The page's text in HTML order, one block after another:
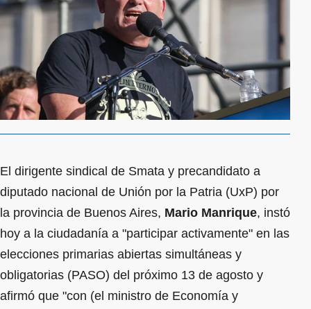
El dirigente sindical de Smata y precandidato a
diputado nacional de Unión por la Patria (UxP) por
la provincia de Buenos Aires, Mario Manrique, instó
hoy a la ciudadanía a "participar activamente" en las
elecciones primarias abiertas simultáneas y
obligatorias (PASO) del próximo 13 de agosto y
afirmó que "con (el ministro de Economía y